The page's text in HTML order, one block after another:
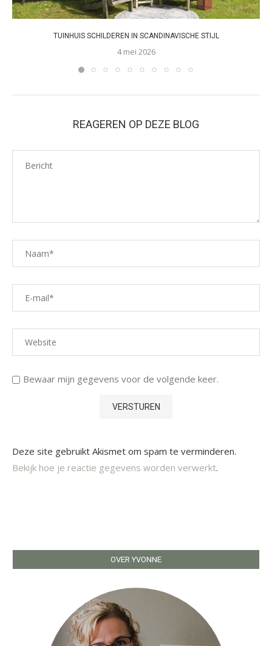
TUINHUIS SCHILDEREN IN SCANDINAVISCHE STIJL
4 mei 2026
REAGEREN OP DEZE BLOG
Bewaar mijn gegevens voor de volgende keer.
Deze site gebruikt Akismet om spam te verminderen.
Bekijk hoe je reactie gegevens worden verwerkt.
OVER YVONNE